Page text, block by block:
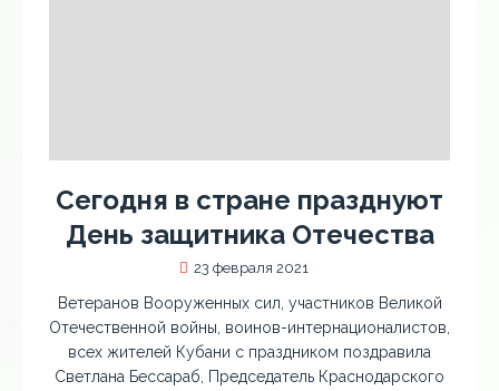
Сегодня в стране празднуют
День защитника Отечества
23 февраля 2021
Ветеранов Вооруженных сил, участников Великой
Отечественной войны, воинов-интернационалистов,
всех жителей Кубани с праздником поздравила
Светлана Бессараб, Председатель Краснодарского